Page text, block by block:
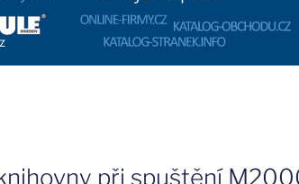
při spuštění